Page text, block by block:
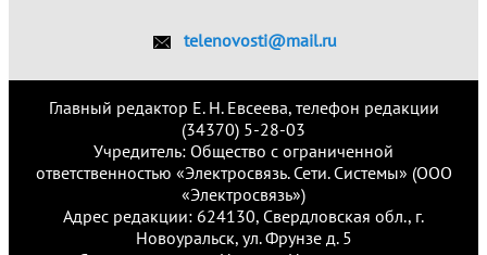
telenovosti@mail.ru
Главный редактор Е. Н. Евсеева, телефон редакции
(34370) 5-28-03
Учредитель: Общество с ограниченной
ответственностью «Электросвязь. Сети. Системы» (ООО
«Электросвязь»)
Адрес редакции: 624130, Свердловская обл., г.
Новоуральск, ул. Фрунзе д. 5